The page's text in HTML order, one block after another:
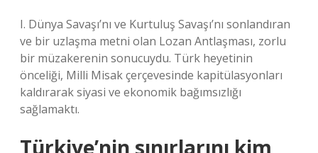
I. Dünya Savaşı’nı ve Kurtuluş Savaşı’nı sonlandıran
ve bir uzlaşma metni olan Lozan Antlaşması, zorlu
bir müzakerenin sonucuydu. Türk heyetinin
önceliği, Milli Misak çerçevesinde kapitülasyonları
kaldırarak siyasi ve ekonomik bağımsızlığı
sağlamaktı.
Türkiye’nin sınırlarını kim